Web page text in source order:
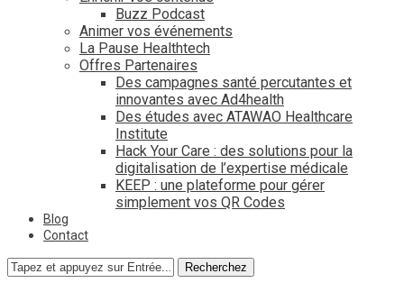
Buzz Podcast
Animer vos événements
La Pause Healthtech
Offres Partenaires
Des campagnes santé percutantes et
innovantes avec Ad4health
Des études avec ATAWAO Healthcare
Institute
Hack Your Care : des solutions pour la
digitalisation de l’expertise médicale
KEEP : une plateforme pour gérer
simplement vos QR Codes
Blog
Contact
Recherchez